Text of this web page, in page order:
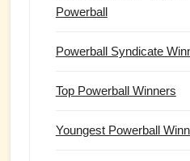
Powerball
Powerball Syndicate
Top Powerball Winners
Youngest Powerball